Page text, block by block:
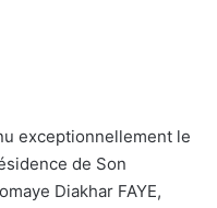
exceptionnellement le
de Son
Diakhar FAYE,